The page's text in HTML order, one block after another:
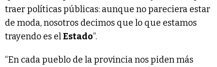
traer políticas públicas: aunque no pareciera estar
de moda, nosotros decimos que lo que estamos
trayendo es elEstado”.
“En cada pueblo de la provincia nos piden más